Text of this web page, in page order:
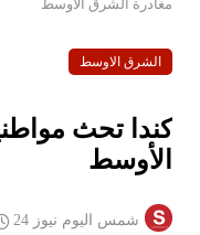
مغادرة الشرق الأوسط
الشرق الاوسط
كندا تحث
الأوسط
شمس اليوم نيوز 24